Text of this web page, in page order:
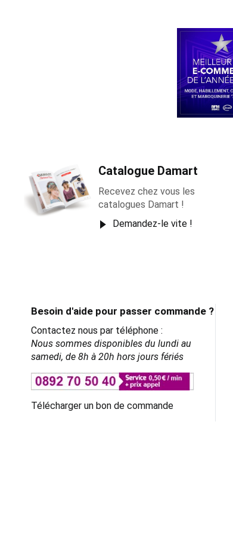
Catalogue Damart
Recevez chez vous les
catalogues Damart !
Demandez-le vite !
Besoin d'aide pour passer commande ?
Contactez nous par téléphone :
Nous sommes disponibles du lundi au
samedi, de 8h à 20h hors jours fériés
Télécharger un bon de commande